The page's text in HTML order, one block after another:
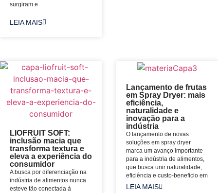
surgiram e
LEIA MAIS
LIOFRUIT SOFT:
inclusão macia que
transforma textura e
eleva a experiência do
consumidor
A busca por diferenciação na
indústria de alimentos nunca
esteve tão conectada à
Lançamento de frutas
em Spray Dryer: mais
eficiência,
naturalidade e
inovação para a
indústria
O lançamento de novas
soluções em spray dryer
marca um avanço importante
para a indústria de alimentos,
que busca unir naturalidade,
eficiência e custo-benefício em
LEIA MAIS